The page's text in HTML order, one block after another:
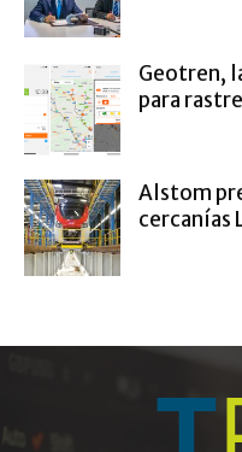
Geotren,
para
Alstom
cercanías